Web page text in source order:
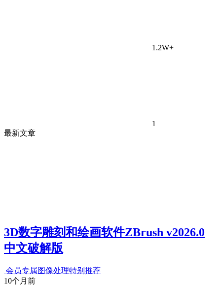
1.2W+
1
最新文章
3D数字雕刻和绘画软件ZBrush v2026.0
中文破解版
会员专属图像处理特别推荐
10个月前